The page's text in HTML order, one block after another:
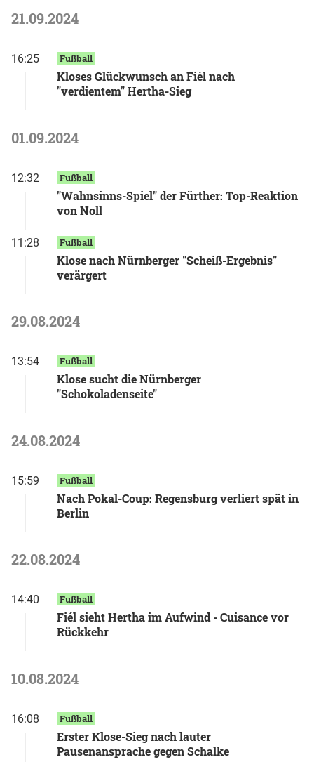
21.09.2024
16:25 Fußball
Kloses Glückwunsch an Fiél nach
"verdientem" Hertha-Sieg
01.09.2024
12:32 Fußball
"Wahnsinns-Spiel" der Fürther: Top-Reaktion
von Noll
11:28 Fußball
Klose nach Nürnberger "Scheiß-Ergebnis"
verärgert
29.08.2024
13:54 Fußball
Klose sucht die Nürnberger
"Schokoladenseite"
24.08.2024
15:59 Fußball
Nach Pokal-Coup: Regensburg verliert spät in
Berlin
22.08.2024
14:40 Fußball
Fiél sieht Hertha im Aufwind - Cuisance vor
Rückkehr
10.08.2024
16:08 Fußball
Erster Klose-Sieg nach lauter
Pausenansprache gegen Schalke